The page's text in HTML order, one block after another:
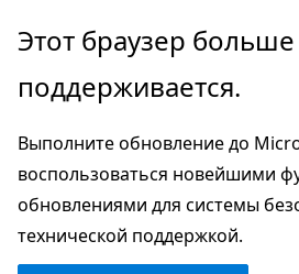
Пропустить
перейти
основному
содержимому
Переход
навигации
странице
Этот браузер
поддерживается.
Выполните обновление до
воспользоваться новейшими
обновлениями для системы
технической поддержкой.